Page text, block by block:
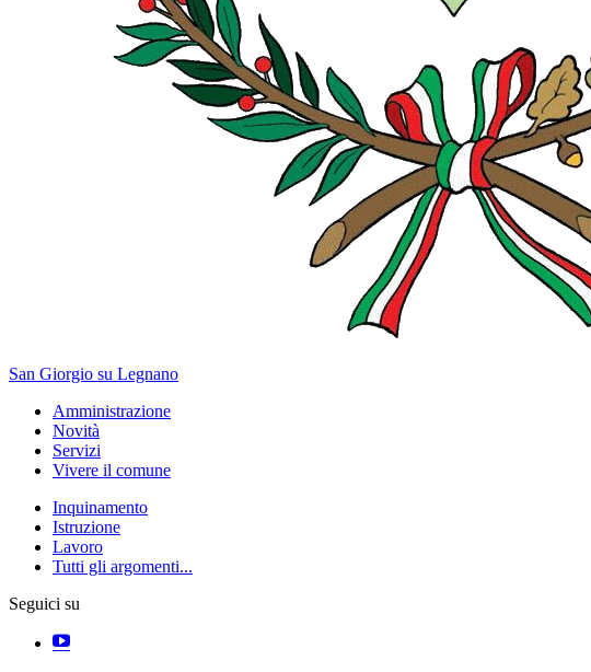
San Giorgio su Legnano
Amministrazione
Novità
Servizi
Vivere il comune
Inquinamento
Istruzione
Lavoro
Tutti gli argomenti...
Seguici su